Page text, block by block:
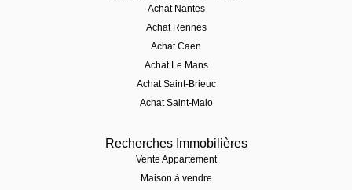
Achat Nantes
Achat Rennes
Achat Caen
Achat Le Mans
Achat Saint-Brieuc
Achat Saint-Malo
Recherches Immobilières
Vente Appartement
Maison à vendre